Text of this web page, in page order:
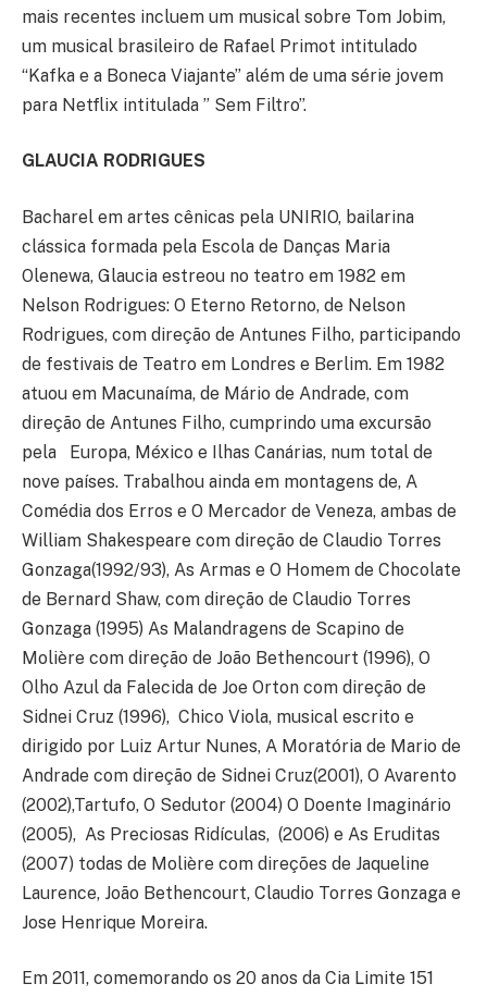
mais recentes incluem um musical sobre Tom Jobim,
um musical brasileiro de Rafael Primot intitulado
“Kafka e a Boneca Viajante” além de uma série jovem
para Netflix intitulada ” Sem Filtro”.
GLAUCIA RODRIGUES
Bacharel em artes cênicas pela UNIRIO, bailarina
clássica formada pela Escola de Danças Maria
Olenewa, Glaucia estreou no teatro em 1982 em
Nelson Rodrigues: O Eterno Retorno, de Nelson
Rodrigues, com direção de Antunes Filho, participando
de festivais de Teatro em Londres e Berlim. Em 1982
atuou em Macunaíma, de Mário de Andrade, com
direção de Antunes Filho, cumprindo uma excursão
pela Europa, México e Ilhas Canárias, num total de
nove países. Trabalhou ainda em montagens de, A
Comédia dos Erros e O Mercador de Veneza, ambas de
William Shakespeare com direção de Claudio Torres
Gonzaga(1992/93), As Armas e O Homem de Chocolate
de Bernard Shaw, com direção de Claudio Torres
Gonzaga (1995) As Malandragens de Scapino de
Molière com direção de João Bethencourt (1996), O
Olho Azul da Falecida de Joe Orton com direção de
Sidnei Cruz (1996), Chico Viola, musical escrito e
dirigido por Luiz Artur Nunes, A Moratória de Mario de
Andrade com direção de Sidnei Cruz(2001), O Avarento
(2002),Tartufo, O Sedutor (2004) O Doente Imaginário
(2005), As Preciosas Ridículas, (2006) e As Eruditas
(2007) todas de Molière com direções de Jaqueline
Laurence, João Bethencourt, Claudio Torres Gonzaga e
Jose Henrique Moreira.
Em 2011, comemorando os 20 anos da Cia Limite 151